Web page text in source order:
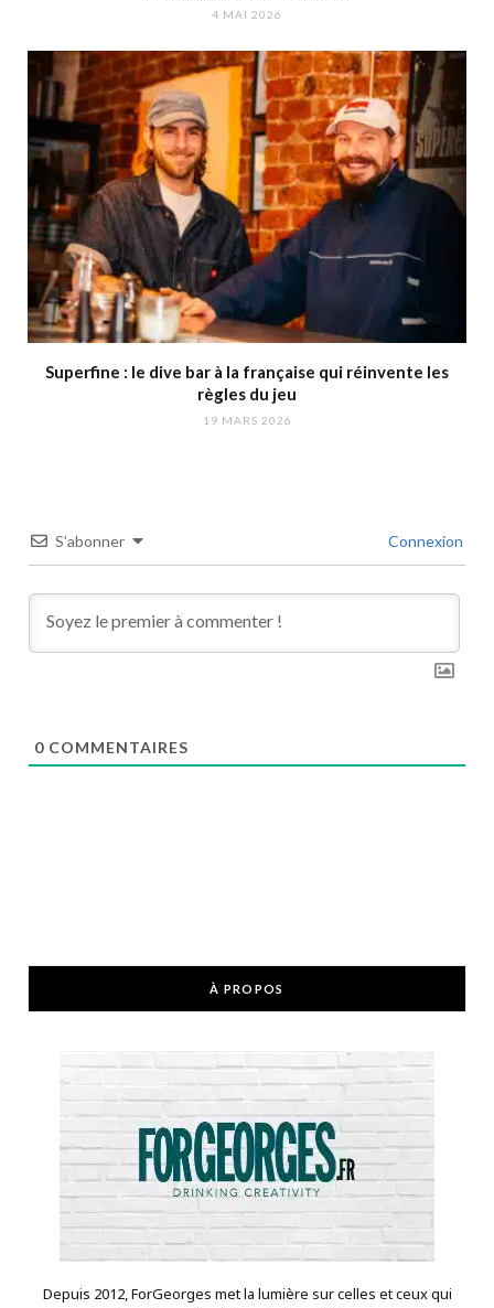
4 MAI 2026
Superfine : le dive bar à la française qui réinvente les
règles du jeu
19 MARS 2026
S’abonner Connexion
0 COMMENTAIRES
À PROPOS
Depuis 2012, ForGeorges met la lumière sur celles et ceux qui